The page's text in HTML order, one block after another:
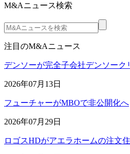
M&Aニュース検索
注目のM&Aニュース
デンソーが完全子会社デンソーク
2026年07月13日
フューチャーがMBOで非公開化へ
2026年07月29日
ロゴスHDがアエラホームの注文